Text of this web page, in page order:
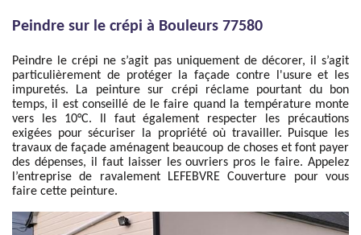
Peindre sur le crépi à Bouleurs 77580
Peindre le crépi ne s’agit pas uniquement de décorer, il s’agit
particulièrement de protéger la façade contre l'usure et les
impuretés. La peinture sur crépi réclame pourtant du bon
temps, il est conseillé de le faire quand la température monte
vers les 10°C. Il faut également respecter les précautions
exigées pour sécuriser la propriété où travailler. Puisque les
travaux de façade aménagent beaucoup de choses et font payer
des dépenses, il faut laisser les ouvriers pros le faire. Appelez
l’entreprise de ravalement LEFEBVRE Couverture pour vous
faire cette peinture.